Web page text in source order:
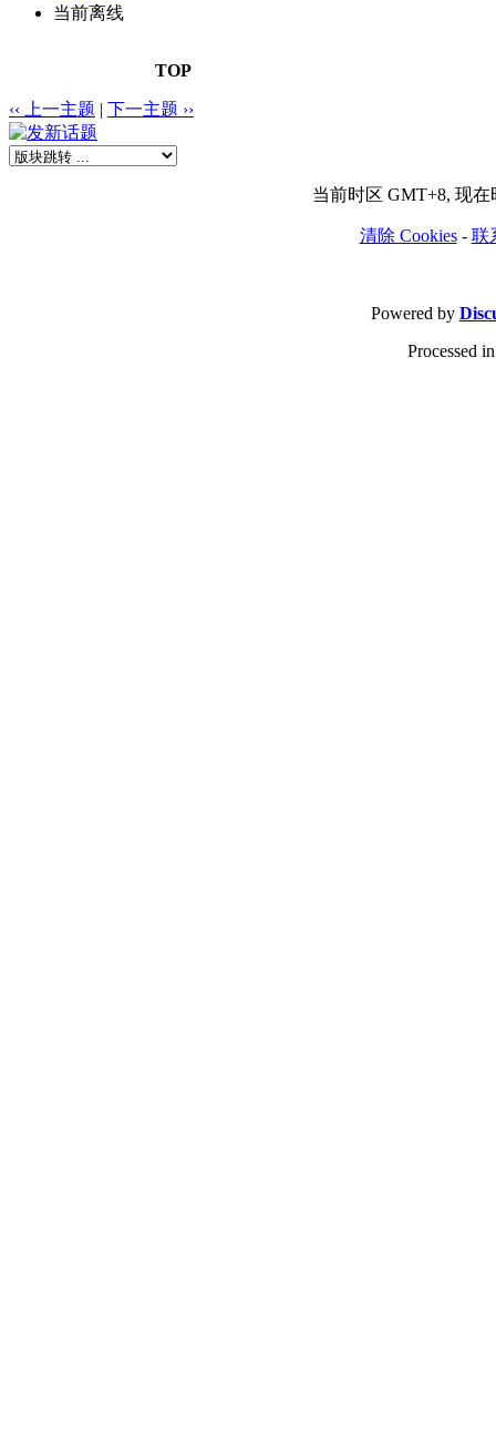
当前离线
TOP
‹‹ 上一主题 | 下一主题 ››
当前时区 GMT+8, 现在
清除 Cookies- 联
Powered by
Processed